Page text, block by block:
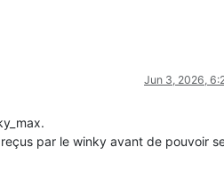
Jun 3, 2026,
par le winky avant de pouvoir